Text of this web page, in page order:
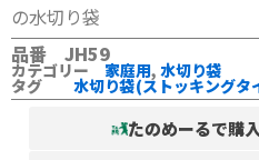
の水切り袋
品番 JH59
カテゴリー 家庭用, 水切り袋
タグ 水切り袋(ストッキングタ
たのめーるで購入